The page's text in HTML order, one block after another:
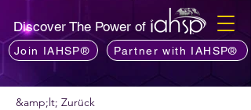
Discover The Power of
Join IAHSP® Partner with IAHSP®
&amp;lt; Zurück